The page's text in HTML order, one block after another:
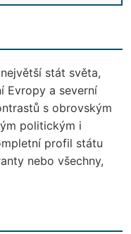
stát světa,
Evropy a severní
s obrovským
politickým i
profil státu
nebo všechny,